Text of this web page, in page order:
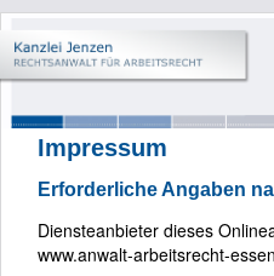
Impressum
Erforderliche Angaben
Diensteanbieter dieses
www.anwalt-arbeitsrecht-